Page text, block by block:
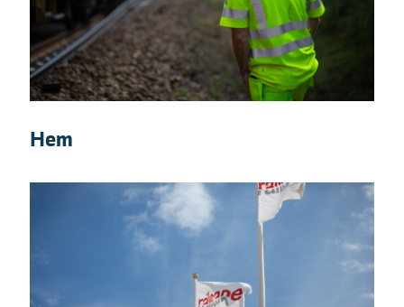
Hem